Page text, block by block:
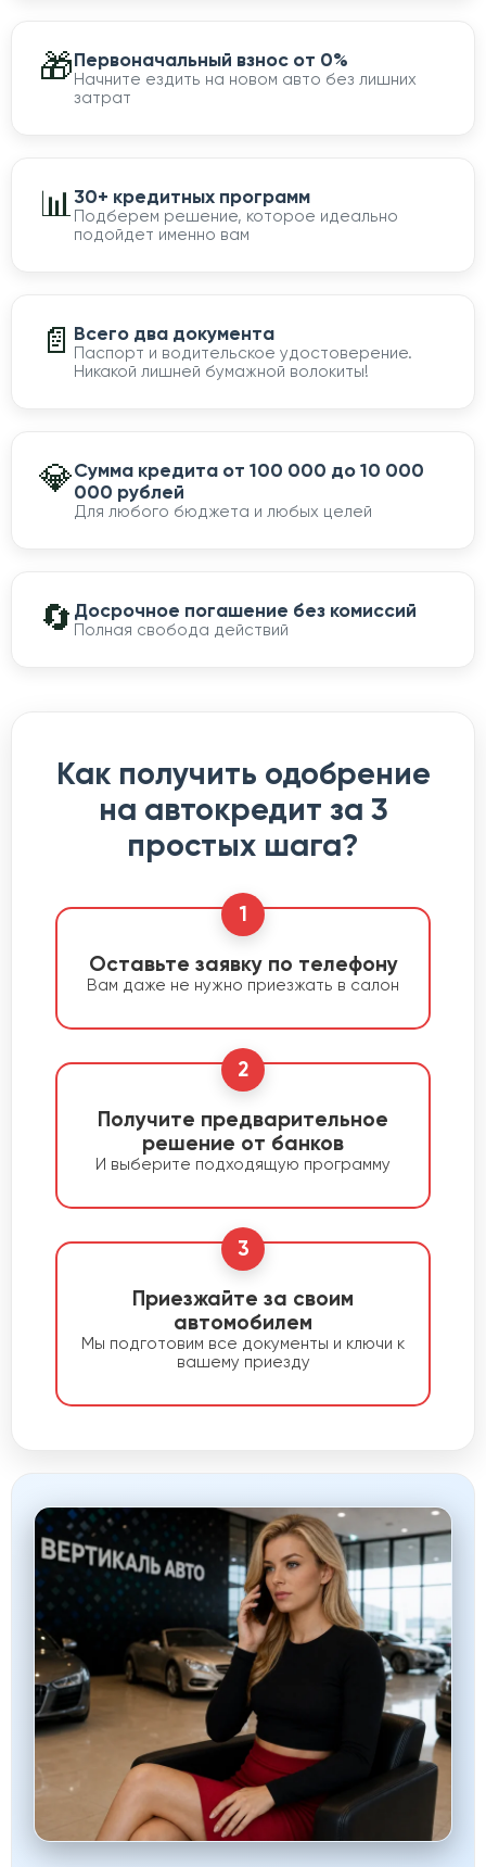
🎁Первоначальный взнос от 0%
Начните ездить на новом авто без лишних
затрат
📊30+ кредитных программ
Подберем решение, которое идеально
подойдет именно вам
📄 Всего два документа
Паспорт и водительское удостоверение.
Никакой лишней бумажной волокиты!
💎Сумма кредита от 100 000 до 10 000
000 рублей
Для любого бюджета и любых целей
🔄 Досрочное погашение без комиссий
Полная свобода действий
Как получить одобрение
на автокредит за 3
простых шага?
1
Оставьте заявку по телефону
Вам даже не нужно приезжать в салон
2
Получите предварительное
решение от банков
И выберите подходящую программу
3
Приезжайте за своим
автомобилем
Мы подготовим все документы и ключи к
вашему приезду